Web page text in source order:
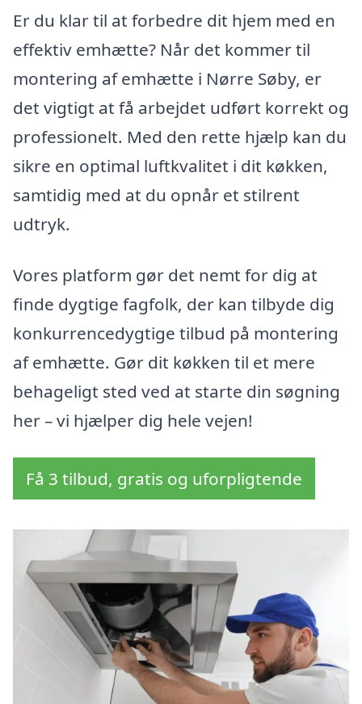
Er du klar til at forbedre dit hjem med en
effektiv emhætte? Når det kommer til
montering af emhætte i Nørre Søby, er
det vigtigt at få arbejdet udført korrekt og
professionelt. Med den rette hjælp kan du
sikre en optimal luftkvalitet i dit køkken,
samtidig med at du opnår et stilrent
udtryk.
Vores platform gør det nemt for dig at
finde dygtige fagfolk, der kan tilbyde dig
konkurrencedygtige tilbud på montering
af emhætte. Gør dit køkken til et mere
behageligt sted ved at starte din søgning
her – vi hjælper dig hele vejen!
Få 3 tilbud, gratis og uforpligtende